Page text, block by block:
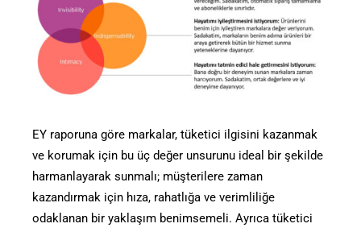
EY raporuna göre markalar, tüketici ilgisini kazanmak
ve korumak için bu üç değer unsurunu ideal bir şekilde
harmanlayarak sunmalı; müşterilere zaman
kazandırmak için hıza, rahatlığa ve verimliliğe
odaklanan bir yaklaşım benimsemeli. Ayrıca tüketici